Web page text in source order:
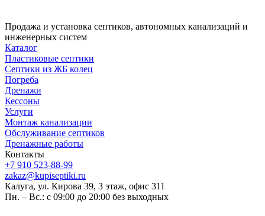
Продажа и установка септиков, автономных канализаций и
инженерных систем
Каталог
Пластиковые септики
Септики из ЖБ колец
Погреба
Дренажи
Кессоны
Услуги
Монтаж канализации
Обслуживание септиков
Дренажные работы
Контакты
+7 910 523-88-99
zakaz@kupiseptiki.ru
Калуга, ул. Кирова 39, 3 этаж, офис 311
Пн. – Вс.: с 09:00 до 20:00 без выходных